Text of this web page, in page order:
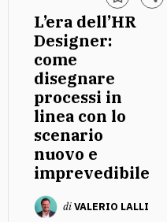
L’era dell’HR
Designer:
come
disegnare
processi in
linea con lo
scenario
nuovo e
imprevedibile
diVALERIO LALLI